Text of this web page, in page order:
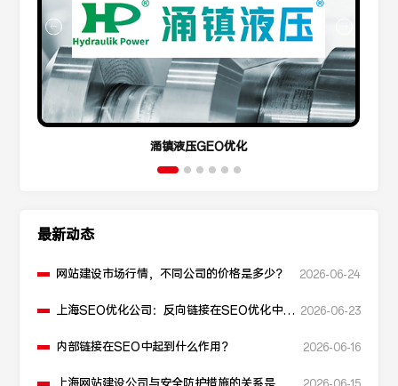
涌镇液压GEO优化
最新动态
网站建设市场行情，不同公司的价格是多少？ 2026-06-24
上海SEO优化公司：反向链接在SEO优化中起 2026-06-23
内部链接在SEO中起到什么作用？ 2026-06-16